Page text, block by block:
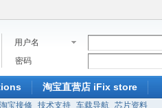
用户名
密码
淘宝直营店 iFix store
淘宝接修 技术支持 车载导航 芯片资料